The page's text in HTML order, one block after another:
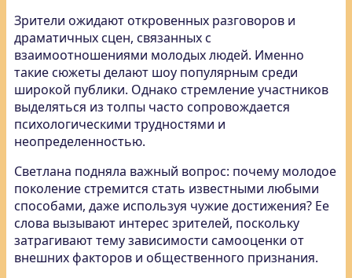
Зрители ожидают откровенных разговоров и
драматичных сцен, связанных с
взаимоотношениями молодых людей. Именно
такие сюжеты делают шоу популярным среди
широкой публики. Однако стремление участников
выделяться из толпы часто сопровождается
психологическими трудностями и
неопределенностью.
Светлана подняла важный вопрос: почему молодое
поколение стремится стать известными любыми
способами, даже используя чужие достижения? Ее
слова вызывают интерес зрителей, поскольку
затрагивают тему зависимости самооценки от
внешних факторов и общественного признания.